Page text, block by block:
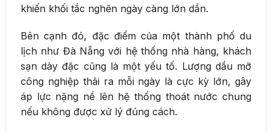
khiến khối tắc nghẽn ngày càng lớn dần.
Bên cạnh đó, đặc điểm của một thành phố du
lịch như Đà Nẵng với hệ thống nhà hàng, khách
sạn dày đặc cũng là một yếu tố. Lượng dầu mỡ
công nghiệp thải ra mỗi ngày là cực kỳ lớn, gây
áp lực nặng nề lên hệ thống thoát nước chung
nếu không được xử lý đúng cách.